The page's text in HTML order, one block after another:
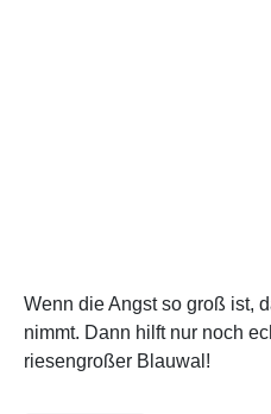
Wenn die Angst so groß ist,
nimmt. Dann hilft nur noch
riesengroßer Blauwal!